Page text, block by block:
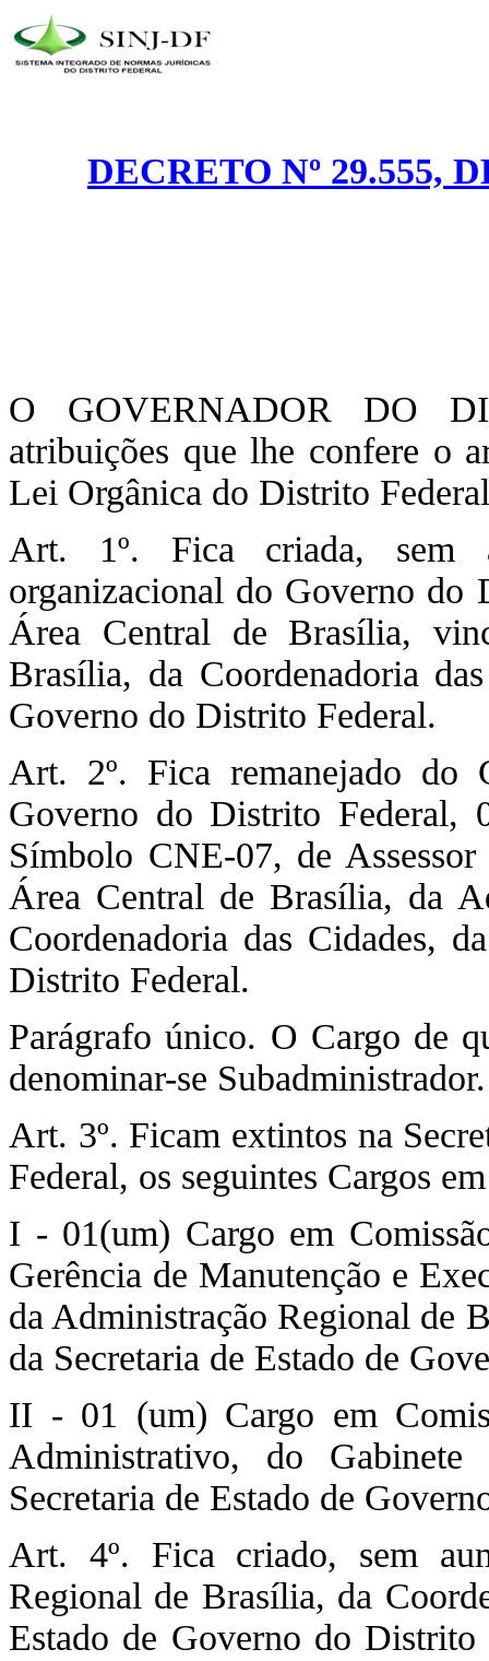
DECRETO Nº 29.555,
O GOVERNADOR DO
atribuições que lhe confere
Lei Orgânica do Distrito
Art. 1º. Fica criada, sem
organizacional do Governo do
Área Central de Brasília,
Brasília, da Coordenadoria
Governo do Distrito Federal.
Art. 2º. Fica remanejado do
Governo do Distrito Federal,
Símbolo CNE-07, de
Área Central de Brasília, da
Coordenadoria das Cidades,
Distrito Federal.
Parágrafo único. O Cargo de
denominar-se Subadministrador.
Art. 3º. Ficam extintos na
Federal, os seguintes Cargos
I - 01(um) Cargo em
Gerência de Manutenção e
da Administração Regional de
da Secretaria de Estado de
II - 01 (um) Cargo em
Administrativo, do Gabinete
Secretaria de Estado de
Art. 4º. Fica criado, sem
Regional de Brasília, da
Estado de Governo do